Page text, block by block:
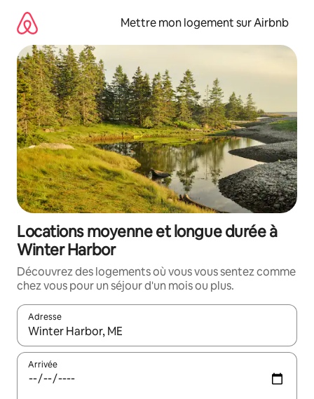
directement
contenu
Mettre mon logement sur Airbnb
Locations moyenne et longue durée à
Winter Harbor
Découvrez des logements où vous vous sentez comme
chez vous pour un séjour d'un mois ou plus.
Adresse
Lorsque les résultats s'affichent, utilisez les flèches vers le
Arrivée